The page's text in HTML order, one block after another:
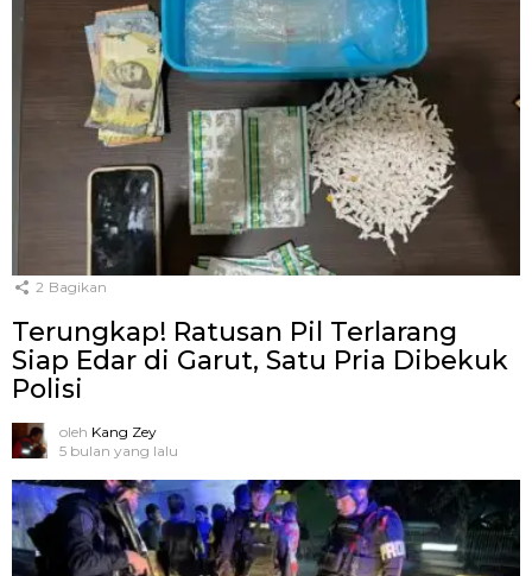
2 Bagikan
Terungkap! Ratusan Pil Terlarang
Siap Edar di Garut, Satu Pria Dibekuk
Polisi
oleh Kang Zey
5 bulan yang lalu